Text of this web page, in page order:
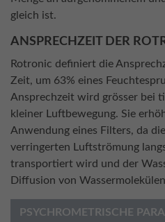
gleich ist.
ANSPRECHZEIT DER
Rotronic definiert die
Zeit, um 63% eines
Ansprechzeit wird grösser bei
kleiner Luftbewegung. Sie
Anwendung eines Filters, da
verringerten Luftströmung
transportiert wird und der
Diffusion von
PSYCHROMETRISCHE